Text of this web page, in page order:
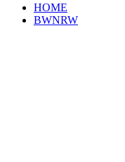
HOME
BWNRW